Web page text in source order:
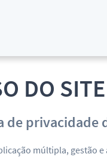
DO SITE
de privacidade
múltipla, gestão